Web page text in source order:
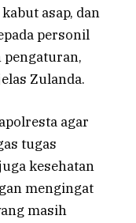
asap, dan
personil
pengaturan,
Zulanda.
agar
tugas
kesehatan
mengingat
masih